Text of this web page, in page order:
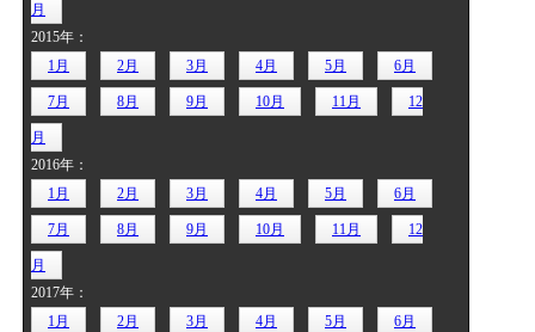
月
2015年：
1月
2月 3月 4月 5月 6月
7月 8月 9月 10月 11月 12
月
2016年：
1月
2月 3月 4月 5月 6月
7月 8月 9月 10月 11月 12
月
2017年：
1月
2月 3月 4月 5月 6月